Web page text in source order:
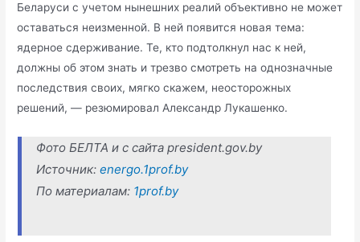
Беларуси с учетом нынешних реалий объективно не может
оставаться неизменной. В ней появится новая тема:
ядерное сдерживание. Те, кто подтолкнул нас к ней,
должны об этом знать и трезво смотреть на однозначные
последствия своих, мягко скажем, неосторожных
решений, — резюмировал Александр Лукашенко.
Фото БЕЛТА и с сайта president.gov.by
Источник:energo.1prof.by
По материалам: 1prof.by